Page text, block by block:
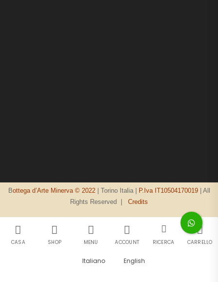
Bottega d’Arte Minerva © 2022| Torino Italia | P.Iva IT10504170019| All
Rights Reserved | Credits
CASA SHOP MENU ACCOUNT RICERCA CARRELLO
Italiano English